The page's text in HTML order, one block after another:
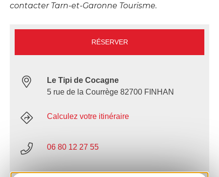
contacter Tarn-et-Garonne Tourisme.
RÉSERVER
Le Tipi de Cocagne
5 rue de la Courrège 82700 FINHAN
Calculez votre itinéraire
06 80 12 27 55